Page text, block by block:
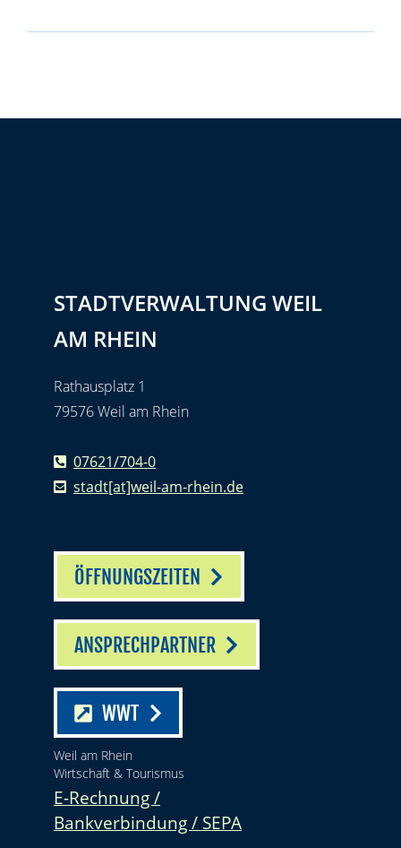
STADTVERWALTUNG WEIL
AM RHEIN
Rathausplatz 1
79576 Weil am Rhein
07621/704-0
stadt[at]weil-am-rhein.de
ÖFFNUNGSZEITEN
ANSPRECHPARTNER
WWT
Weil am Rhein
Wirtschaft & Tourismus
E-Rechnung /
Bankverbindung / SEPA